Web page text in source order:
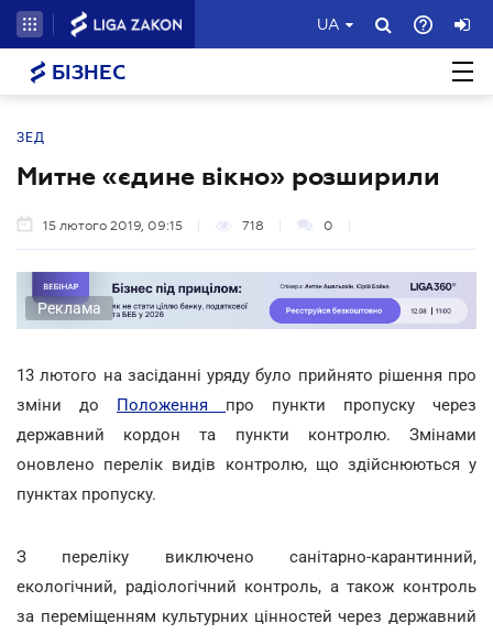
UA
БІЗНЕС
ЗЕД
Митне «єдине вікно» розширили
15 лютого 2019, 09:15 718 0
Реклама
13 лютого на засіданні уряду було прийнято рішення про
зміни до Положення про пункти пропуску через
державний кордон та пункти контролю. Змінами
оновлено перелік видів контролю, що здійснюються у
пунктах пропуску.
З переліку виключено санітарно-карантинний,
екологічний, радіологічний контроль, а також контроль
за переміщенням культурних цінностей через державний